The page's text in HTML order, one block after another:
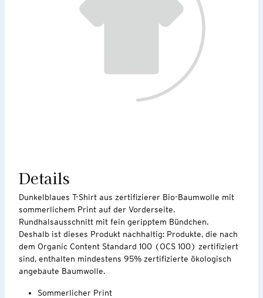
Details
Dunkelblaues T-Shirt aus zertifizierer Bio-Baumwolle mit
sommerlichem Print auf der Vorderseite.
Rundhalsausschnitt mit fein geripptem Bündchen.
Deshalb ist dieses Produkt nachhaltig: Produkte, die nach
dem Organic Content Standard 100 (OCS 100) zertifiziert
sind, enthalten mindestens 95% zertifizierte ökologisch
angebaute Baumwolle.
Sommerlicher Print